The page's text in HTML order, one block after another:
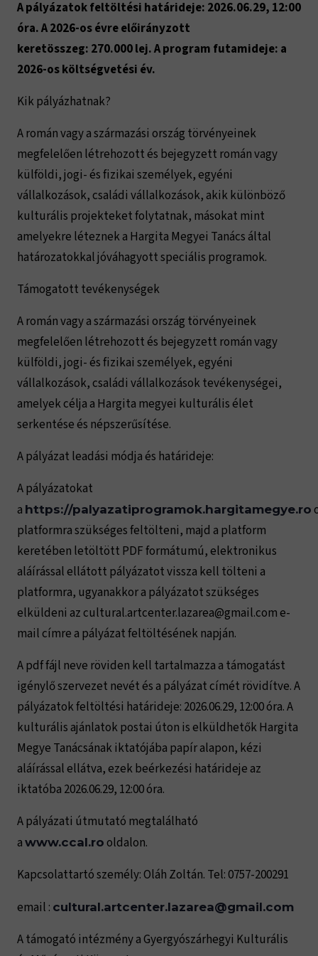
A pályázatok feltöltési határideje: 2026.06.29, 12:00
óra. A 2026-os évre előirányzott
keretösszeg: 270.000 lej. A program futamideje: a
2026-os költségvetési év.
Kik pályázhatnak?
A román vagy a származási ország törvényeinek
megfelelően létrehozott és bejegyzett román vagy
külföldi, jogi- és fizikai személyek, egyéni
vállalkozások, családi vállalkozások, akik különböző
kulturális projekteket folytatnak, másokat mint
amelyekre léteznek a Hargita Megyei Tanács által
határozatokkal jóváhagyott speciális programok.
Támogatott tevékenységek
A román vagy a származási ország törvényeinek
megfelelően létrehozott és bejegyzett román vagy
külföldi, jogi- és fizikai személyek, egyéni
vállalkozások, családi vállalkozások tevékenységei,
amelyek célja a Hargita megyei kulturális élet
serkentése és népszerűsítése.
A pályázat leadási módja és határideje:
A pályázatokat
a https://palyazatiprogramok.hargitamegye.ro
platformra szükséges feltölteni, majd a platform
keretében letöltött PDF formátumú, elektronikus
aláírással ellátott pályázatot vissza kell tölteni a
platformra, ugyanakkor a pályázatot szükséges
elküldeni az cultural.artcenter.lazarea@gmail.com e-
mail címre a pályázat feltöltésének napján.
A pdf fájl neve röviden kell tartalmazza a támogatást
igénylő szervezet nevét és a pályázat címét rövidítve. A
pályázatok feltöltési határideje: 2026.06.29, 12:00 óra. A
kulturális ajánlatok postai úton is elküldhetők Hargita
Megye Tanácsának iktatójába papír alapon, kézi
aláírással ellátva, ezek beérkezési határideje az
iktatóba 2026.06.29, 12:00 óra.
A pályázati útmutató megtalálható
a www.ccal.ro oldalon.
Kapcsolattartó személy: Oláh Zoltán. Tel: 0757-200291
email : cultural.artcenter.lazarea@gmail.com
A támogató intézmény a Gyergyószárhegyi Kulturális